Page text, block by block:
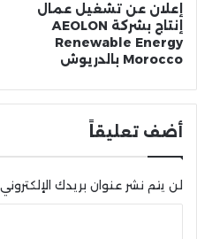
إعلان عن تشغيل عمال
إنتاج بشركة AEOLON
Renewable Energy
Morocco بالدريوش
أضف تعليقاً
لن يتم نشر عنوان بريدك الإلكتروني.